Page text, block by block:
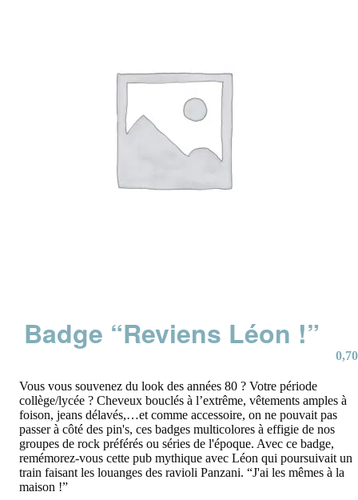
Badge “Reviens Léon !”
0,70
Vous vous souvenez du look des années 80 ? Votre période
collège/lycée ? Cheveux bouclés à l’extrême, vêtements amples à
foison, jeans délavés,…et comme accessoire, on ne pouvait pas
passer à côté des pin's, ces badges multicolores à effigie de nos
groupes de rock préférés ou séries de l'époque. Avec ce badge,
remémorez-vous cette pub mythique avec Léon qui poursuivait un
train faisant les louanges des ravioli Panzani. “J'ai les mêmes à la
maison !”